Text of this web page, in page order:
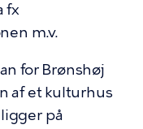
fx
m.v.
for Brønshøj
af et kulturhus
på